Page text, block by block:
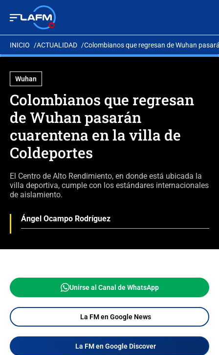
INICIO ACTUALIDAD Colombianos que regresan de Wuhan
Wuhan
Colombianos que regresan
de Wuhan pasarán
cuarentena en la villa de
Coldeportes
El Centro de Alto Rendimiento, en donde está ubicada la
villa deportiva, cumple con los estándares internacionales
de aislamiento.
Ángel Ocampo Rodríguez
Unirse al Canal de WhatsApp
La FM en Google News
La FM en Google Discover